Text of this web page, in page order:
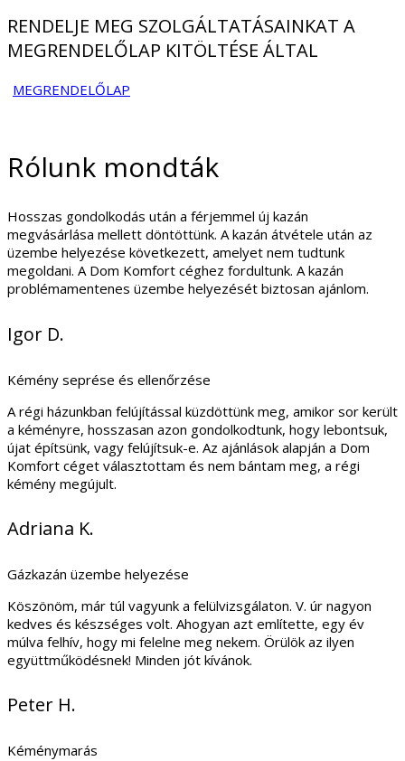
RENDELJE MEG SZOLGÁLTATÁSAINKAT A
MEGRENDELŐLAP KITÖLTÉSE ÁLTAL
MEGRENDELŐLAP
Rólunk mondták
Hosszas gondolkodás után a férjemmel új kazán
megvásárlása mellett döntöttünk. A kazán átvétele után az
üzembe helyezése következett, amelyet nem tudtunk
megoldani. A Dom Komfort céghez fordultunk. A kazán
problémamentenes üzembe helyezését biztosan ajánlom.
Igor D.
Kémény seprése és ellenőrzése
A régi házunkban felújítással küzdöttünk meg, amikor sor került
a kéményre, hosszasan azon gondolkodtunk, hogy lebontsuk,
újat építsünk, vagy felújítsuk-e. Az ajánlások alapján a Dom
Komfort céget választottam és nem bántam meg, a régi
kémény megújult.
Adriana K.
Gázkazán üzembe helyezése
Köszönöm, már túl vagyunk a felülvizsgálaton. V. úr nagyon
kedves és készséges volt. Ahogyan azt említette, egy év
múlva felhív, hogy mi felelne meg nekem. Örülök az ilyen
együttműködésnek! Minden jót kívánok.
Peter H.
Kéménymarás